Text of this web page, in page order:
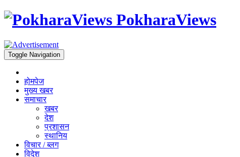
PokharaViews
Toggle Navigation
होमपेज
मुख्य खबर
समाचार
खबर
देश
प्रशासन
स्थानिय
विचार / ब्लग
विदेश